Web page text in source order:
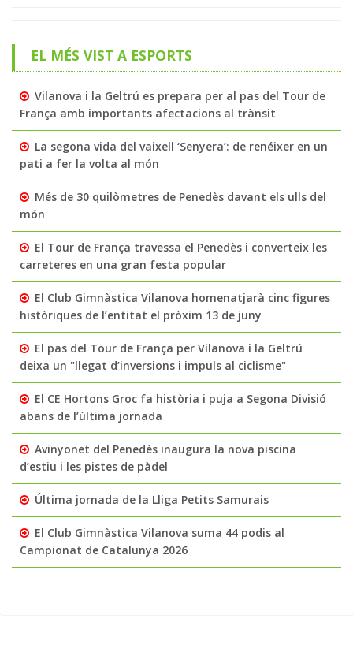
EL MÉS VIST A ESPORTS
Vilanova i la Geltrú es prepara per al pas del Tour de
França amb importants afectacions al trànsit
La segona vida del vaixell ‘Senyera’: de renéixer en un
pati a fer la volta al món
Més de 30 quilòmetres de Penedès davant els ulls del
món
El Tour de França travessa el Penedès i converteix les
carreteres en una gran festa popular
El Club Gimnàstica Vilanova homenatjarà cinc figures
històriques de l’entitat el pròxim 13 de juny
El pas del Tour de França per Vilanova i la Geltrú
deixa un "llegat d’inversions i impuls al ciclisme"
El CE Hortons Groc fa història i puja a Segona Divisió
abans de l’última jornada
Avinyonet del Penedès inaugura la nova piscina
d’estiu i les pistes de pàdel
Última jornada de la Lliga Petits Samurais
El Club Gimnàstica Vilanova suma 44 podis al
Campionat de Catalunya 2026